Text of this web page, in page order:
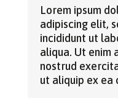
Lorem ipsum
adipiscing elit,
incididunt ut
aliqua. Ut enim
nostrud
ut aliquip ex ea